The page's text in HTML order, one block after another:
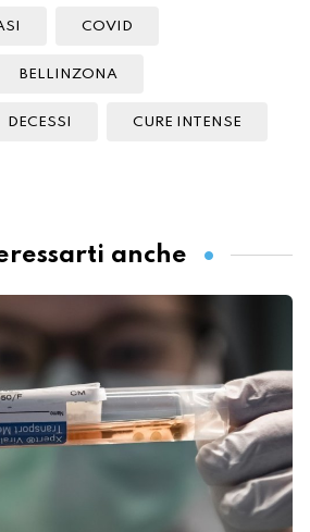
COVID
BELLINZONA
DECESSI CURE INTENSE
anche